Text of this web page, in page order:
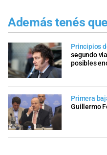
Además tenés
Principios
segundo
posibles
Primera
Guillermo